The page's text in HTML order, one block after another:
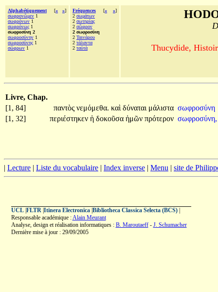
Alphabétiquement [« »]
σωφρονῶμεν 1
σωφρόνων 1
σωφρόνως 1
σωφροσύνη 2
σωφροσύνην 1
σωφροσύνης 1
σώφρων 1
Fréquences [« »]
2 σωμάτων
2 σωτηρίας
2 σῶφρον
2 σωφροσύνη
2 Ταινάρου
2 τάλαντα
2 ταὐτὰ Thucydide,
Livre, Chap.
[1, 84]
παντὸς νεμόμεθα. καὶ δύναται μάλιστα σωφροσύνη
[1, 32]
περιέστηκεν ἡ δοκοῦσα ἡμῶν πρότερον σωφροσύνη,
| Lecture | Liste du vocabulaire | Index inverse | Menu | site de
UCL| FLTR| Itinera Electronica| Bibliotheca Classica Selecta (BCS)|
Responsable académique :Alain Meurant
Analyse, design et réalisation informatiques : B. Maroutaeff- J. Schumacher
Dernière mise à jour : 29/09/2005